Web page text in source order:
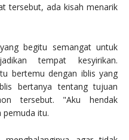
tersebut, ada kisah menarik
begitu semangat untuk
tempat kesyirikan.
bertemu dengan iblis yang
bertanya tentang tujuan
tersebut. "Aku hendak
itu.